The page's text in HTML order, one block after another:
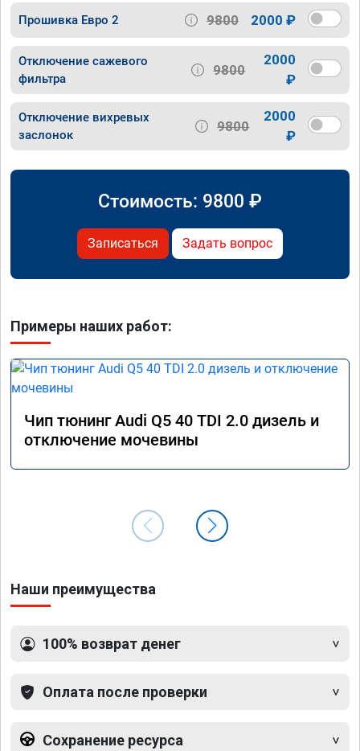
Прошивка Евро 2 9800 2000 ₽
Отключение сажевого
фильтра
9800
2000
₽
Отключение вихревых
заслонок
9800
2000
₽
Стоимость: 9800 ₽
Записаться Задать вопрос
Примеры наших работ:
Чип тюнинг Audi Q5 40 TDI 2.0 дизель и
отключение мочевины
Наши преимущества
100% возврат денег
Оплата после проверки
Сохранение ресурса